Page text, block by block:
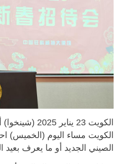
الكويت 23
الكويت مساء اليوم (الخميس)
الصيني الجديد أو ما يعرف بعيد